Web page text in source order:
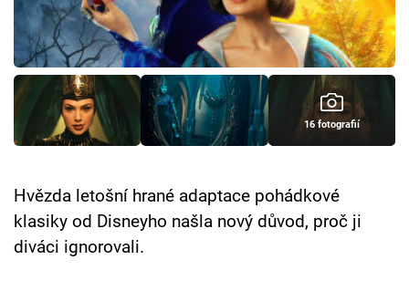
Cool Esport
Pořady
TV Program
16 fotografií
Hvězda letošní hrané adaptace pohádkové
klasiky od Disneyho našla nový důvod, proč ji
diváci ignorovali.